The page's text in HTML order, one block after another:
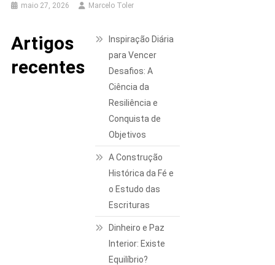
maio 27, 2026 Marcelo Toler
Artigos
recentes
Inspiração Diária
para Vencer
Desafios: A
Ciência da
Resiliência e
Conquista de
Objetivos
A Construção
Histórica da Fé e
o Estudo das
Escrituras
Dinheiro e Paz
Interior: Existe
Equilíbrio?